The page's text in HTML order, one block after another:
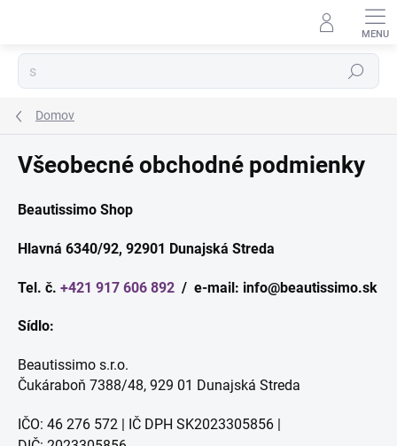
Hľadať
Domov
Všeobecné obchodné podmienky
Beautissimo Shop
Hlavná 6340/92, 92901 Dunajská Streda
Tel. č. +421 917 606 892 / e-mail: info@beautissimo.sk
Sídlo:
Beautissimo s.r.o.
Čukáraboň 7388/48, 929 01 Dunajská Streda
IČO: 46 276 572 | IČ DPH SK2023305856 |